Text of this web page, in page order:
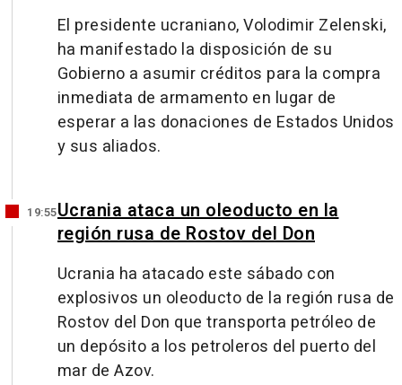
El presidente ucraniano, Volodimir Zelenski,
ha manifestado la disposición de su
Gobierno a asumir créditos para la compra
inmediata de armamento en lugar de
esperar a las donaciones de Estados Unidos
y sus aliados.
19:55Ucrania ataca un oleoducto en la
región rusa de Rostov del Don
Ucrania ha atacado este sábado con
explosivos un oleoducto de la región rusa de
Rostov del Don que transporta petróleo de
un depósito a los petroleros del puerto del
mar de Azov.